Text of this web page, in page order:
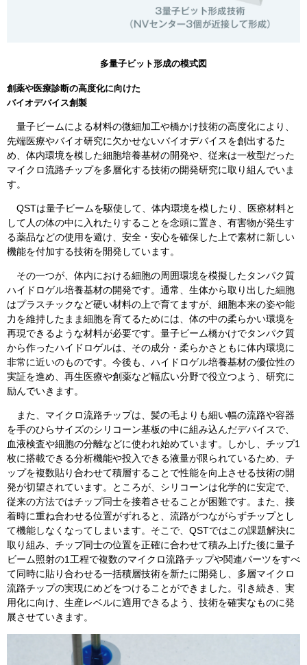
多量子ビット形成の模式図​
創薬や医療診断の高度化に向けた
バイオデバイス創製
量子ビームによる材料の微細加工や橋かけ技術の高度化により、
先端医療やバイオ研究に欠かせないバイオデバイスを創出するた
め、体内環境を模した細胞培養基材の開発や、従来は一枚型だった
マイクロ流路チップを多層化する技術の開発研究に取り組んでいま
す。
QSTは量子ビームを駆使して、体内環境を模したり、医療材料と
して人の体の中に入れたりすることを念頭に置き、有害物が発生す
る薬品などの使用を避け、安全・安心を確保した上で素材に新しい
機能を付加する技術を開発しています。
その一つが、体内における細胞の周囲環境を模擬したタンパク質
ハイドロゲル培養基材の開発です。通常、生体から取り出した細胞
はプラスチックなど硬い材料の上で育てますが、細胞本来の姿や能
力を維持したまま細胞を育てるためには、体の中の柔らかい環境を
再現できるような材料が必要です。量子ビーム橋かけでタンパク質
から作ったハイドロゲルは、その成分・柔らかさともに体内環境に
非常に近いのものです。今後も、ハイドロゲル培養基材の優位性の
実証を進め、再生医療や創薬など幅広い分野で役立つよう、研究に
励んでいきます。
また、マイクロ流路チップは、髪の毛よりも細い幅の流路や容器
を手のひらサイズのシリコーン基板の中に組み込んだデバイスで、
血液検査や細胞の分離などに使われ始めています。しかし、チップ1
枚に搭載できる分析機能や投入できる液量が限られているため、チ
ップを複数貼り合わせて積層することで性能を向上させる技術の開
発が切望されています。ところが、シリコーンは化学的に安定で、
従来の方法ではチップ同士を接着させることが困難です。また、接
着時に重ね合わせる位置がずれると、流路がつながらずチップとし
て機能しなくなってしまいます。そこで、QSTではこの課題解決に
取り組み、チップ同士の位置を正確に合わせて積み上げた後に量子
ビーム照射の1工程で複数のマイクロ流路チップや関連パーツをすべ
て同時に貼り合わせる一括積層技術を新たに開発し、多層マイクロ
流路チップの実現にめどをつけることができました。引き続き、実
用化に向け、生産レベルに適用できるよう、技術を確実なものに発
展させていきます。